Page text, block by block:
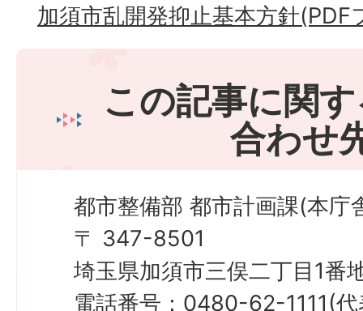
加須市乱開発抑止基本方針(PDF
この記事に関
合わせ
都市整備部 都市計画課(本庁
〒 347-8501
埼玉県加須市三俣二丁目1番
電話番号：0480-62-1111(